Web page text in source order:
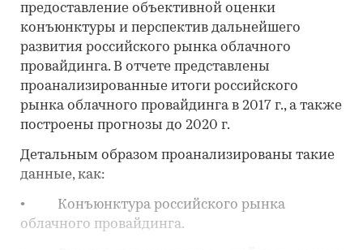
предоставление объективной оценки
конъюнктуры и перспектив дальнейшего
развития российского рынка облачного
провайдинга. В отчете представлены
проанализированные итоги российского
рынка облачного провайдинга в 2017 г., а также
построены прогнозы до 2020 г.
Детальным образом проанализированы такие
данные, как:
• Конъюнктура российского рынка
облачного провайдинга.